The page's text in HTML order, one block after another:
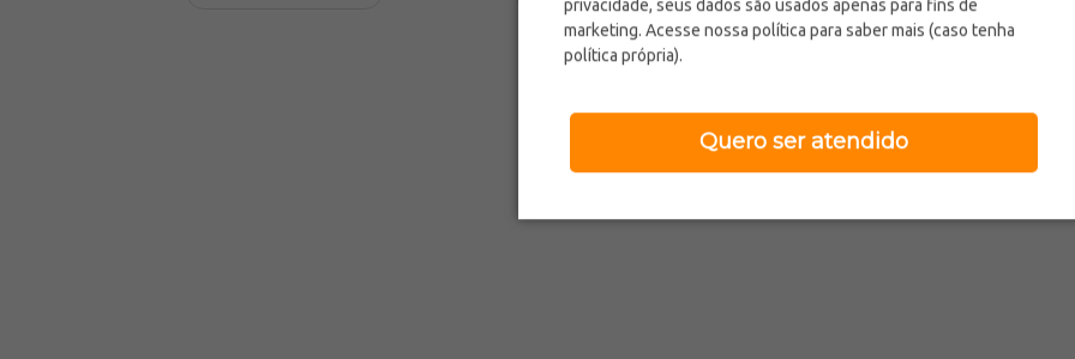
privacidade, seus dados são usados apenas para fins de
marketing. Acesse nossa política para saber mais (caso tenha
política própria).
Quero ser atendido